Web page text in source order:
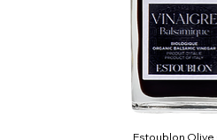
Estoublon Olive